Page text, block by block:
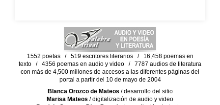
1552 poetas / 519 escritores literarios / 16,458 poemas en
texto / 4356 poemas en audio y video / 7787 audios de literatura
con más de 4,500 millones de accesos a las diferentes páginas del
portal a partir del 10 de mayo de 2004
Blanca Orozco de Mateos / desarrollo del sitio
Marisa Mateos / digitalización de audio y video